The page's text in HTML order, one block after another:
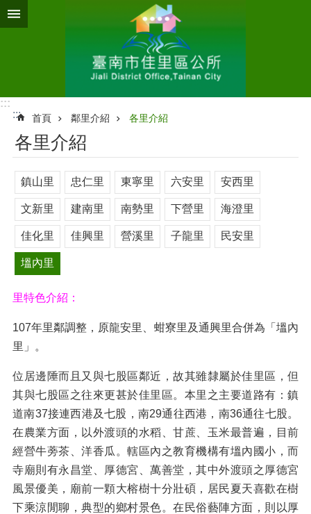
跳到主要內容區塊
:::
:::
首頁 鄰里介紹 各里介紹
各里介紹
鎮山里 忠仁里 東寧里 六安里 安西里
文新里 建南里 南勢里 下營里 海澄里
佳化里 佳興里 營溪里 子龍里 民安里
塭內里
里特色介紹：
107年里鄰調整，原龍安里、蚶寮里及通興里合併為「塭內
里」。
位居邊陲而且又與七股區鄰近，故其雖隸屬於佳里區，但
其與七股區之往來更甚於佳里區。本里之主要道路有：鎮
道南37接連西港及七股，南29通往西港，南36通往七股。
在農業方面，以外渡頭的水稻、甘蔗、玉米最普遍，目前
經營牛蒡茶、洋香瓜。轄區內之教育機構有塭內國小，而
寺廟則有永昌堂、厚德宮、萬善堂，其中外渡頭之厚德宮
風景優美，廟前一顆大榕樹十分壯碩，居民夏天喜歡在樹
下乘涼閒聊，典型的鄉村景色。在民俗藝陣方面，則以厚